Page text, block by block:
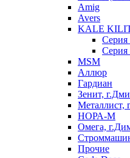
Amig
Avers
KALE
Серия
Серия
MSM
Аллюр
Гардиан
Зенит,
Металлист,
НОРА-М
Омега,
Прочие